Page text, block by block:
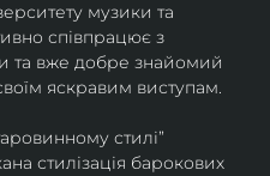
музики та
співпрацює з
та вже добре знайомий
яскравим виступам.
стилі”
стилізація барокових